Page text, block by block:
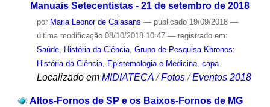
Manuais Setecentistas - 21 de setembro de 2018
por Maria Leonor de Calasans — publicado19/09/2018 —
última modificação08/10/2018 10:47 — registrado em:
Saúde, História da Ciência, Grupo de Pesquisa Khronos:
História da Ciência, Epistemologia e Medicina, capa
Localizado em MIDIATECA /Fotos /Eventos 2018
Altos-Fornos de SP e os Baixos-Fornos de MG